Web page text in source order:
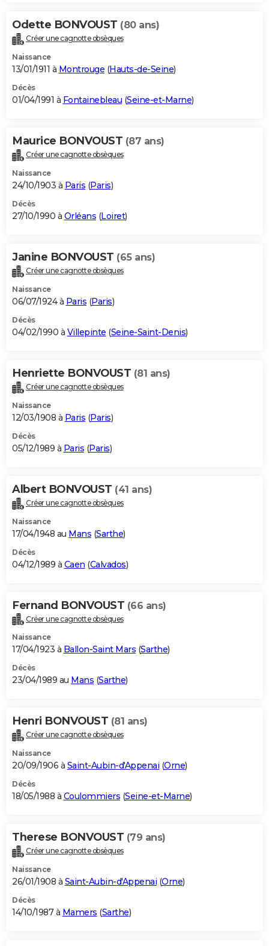
Odette BONVOUST (80 ans)
Créer une cagnotte obsèques
Naissance
13/01/1911 à Montrouge (Hauts-de-Seine)
Décès
01/04/1991 à Fontainebleau (Seine-et-Marne)
Maurice BONVOUST (87 ans)
Créer une cagnotte obsèques
Naissance
24/10/1903 à Paris (Paris)
Décès
27/10/1990 à Orléans (Loiret)
Janine BONVOUST (65 ans)
Créer une cagnotte obsèques
Naissance
06/07/1924 à Paris (Paris)
Décès
04/02/1990 à Villepinte (Seine-Saint-Denis)
Henriette BONVOUST (81 ans)
Créer une cagnotte obsèques
Naissance
12/03/1908 à Paris (Paris)
Décès
05/12/1989 à Paris (Paris)
Albert BONVOUST (41 ans)
Créer une cagnotte obsèques
Naissance
17/04/1948 au Mans (Sarthe)
Décès
04/12/1989 à Caen (Calvados)
Fernand BONVOUST (66 ans)
Créer une cagnotte obsèques
Naissance
17/04/1923 à Ballon-Saint Mars (Sarthe)
Décès
23/04/1989 au Mans (Sarthe)
Henri BONVOUST (81 ans)
Créer une cagnotte obsèques
Naissance
20/09/1906 à Saint-Aubin-d'Appenai (Orne)
Décès
18/05/1988 à Coulommiers (Seine-et-Marne)
Therese BONVOUST (79 ans)
Créer une cagnotte obsèques
Naissance
26/01/1908 à Saint-Aubin-d'Appenai (Orne)
Décès
14/10/1987 à Mamers (Sarthe)